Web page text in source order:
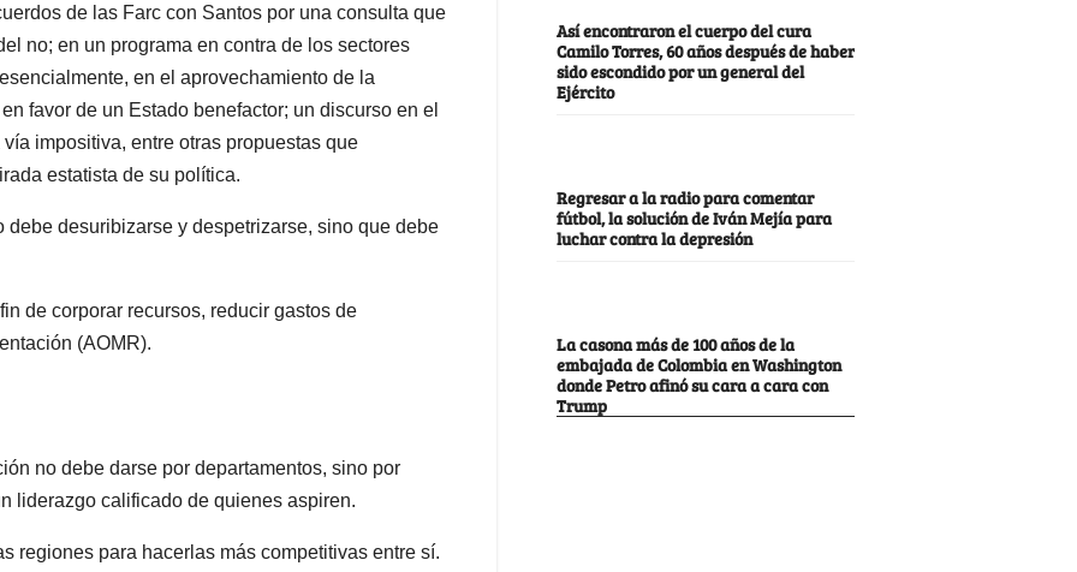
de las Farc con Santos por una consulta que
no; en un programa en contra de los sectores
en el aprovechamiento de la
favor de un Estado benefactor; un discurso en el
impositiva, entre otras propuestas que
estatista de su política.
desuribizarse y despetrizarse, sino que debe
de corporar recursos, reducir gastos de
(AOMR).
no debe darse por departamentos, sino por
liderazgo calificado de quienes aspiren.
regiones para hacerlas más competitivas entre sí.
Así encontraron el cuerpo del cura
Camilo Torres, 60 años después de haber
sido escondido por un general del
Ejército
Regresar a la radio para comentar
fútbol, la solución de Iván Mejía para
luchar contra la depresión
La casona más de 100 años de la
embajada de Colombia en Washington
donde Petro afinó su cara a cara con
Trump